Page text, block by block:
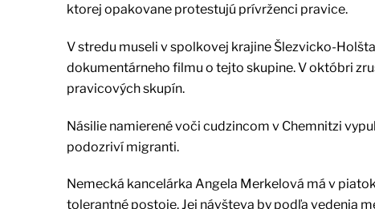
ktorej opakovane protestujú prívrženci pravice.
V stredu museli v spolkovej krajine Šlezvicko-
dokumentárneho filmu o tejto skupine. V októbri
pravicových skupín.
Násilie namierené voči cudzincom v Chemnitzi
podozriví migranti.
Nemecká kancelárka Angela Merkelová má v
tolerantné postoje. Jej návšteva by podľa vedenia